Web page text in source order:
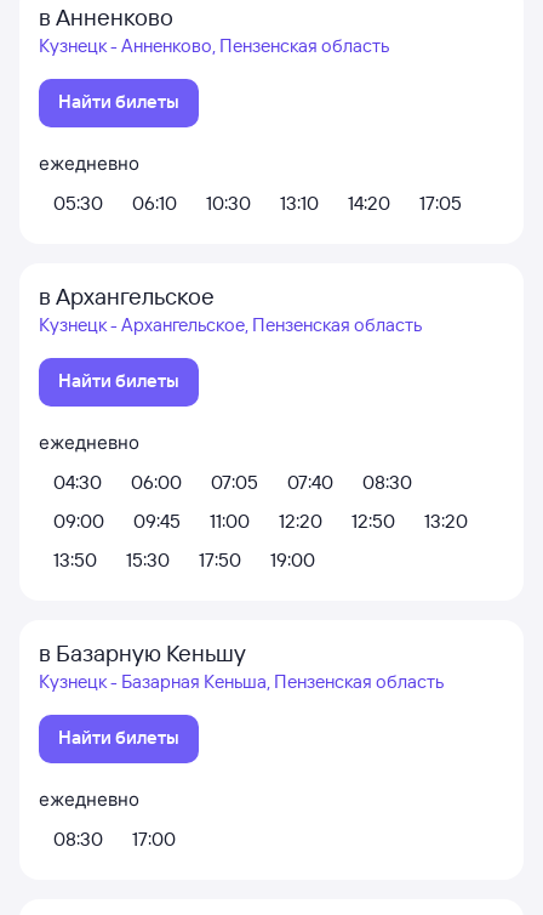
в Анненково
Кузнецк - Анненково, Пензенская область
Найти билеты
ежедневно
05:30
06:10 10:30 13:10 14:20 17:05
в Архангельское
Кузнецк - Архангельское, Пензенская область
Найти билеты
ежедневно
04:30
06:00 07:05 07:40
08:30
09:00
09:45 11:00 12:20 12:50
13:20
13:50
15:30 17:50 19:00
в Базарную Кеньшу
Кузнецк - Базарная Кеньша, Пензенская область
Найти билеты
ежедневно
08:30
17:00